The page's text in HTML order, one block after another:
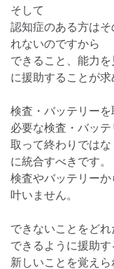
そして
認知症のある方は
れないのですから
できること、能力
に援助することが求
検査・バッテリーを
必要な検査・バッ
取って終わりでは
に統合すべきです。
検査やバッテリー
叶いません。
できないことをど
できるように援助す
新しいことを覚えら